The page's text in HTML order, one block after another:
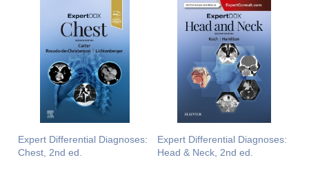
Expert Differential Diagnoses:
Chest, 2nd ed.
Expert Differential Diagnoses:
Head & Neck, 2nd ed.